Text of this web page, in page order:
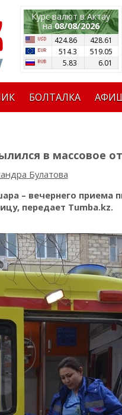
Курс валют в Актау
на08/08/2026
424.86
428.61
514.3
519.05
5.83
6.01
БОЛТАЛКА
в массовое
Булатова
– вечернего
передает Tumba.kz.